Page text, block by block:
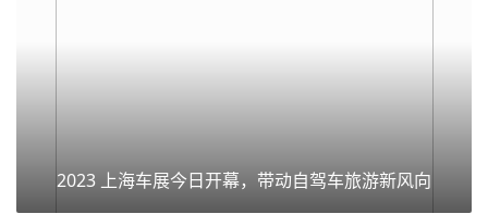
2023 上海车展今日开幕，带动自驾车旅游新风向